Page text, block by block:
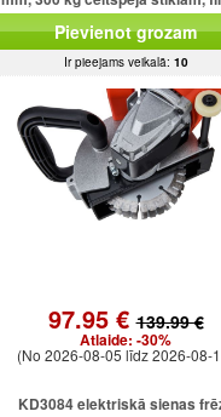
un loksnēm
Pievienot grozam
Ir pieejams veikalā: 10
97.95 €139.99 €
Atlaide: -30%
(No 2026-08-05 līdz 2026-08-
KD3084 elektriskā sienas